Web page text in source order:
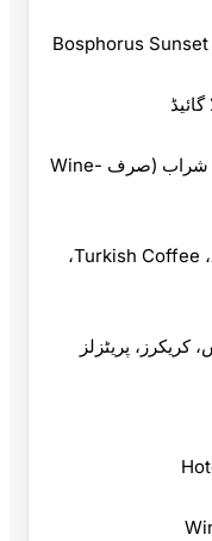
ہر مہمان کے لیے 2 گلاس شراب (صرف Wine-
مفت سافٹ ڈرنکس: چائے، Turkish Coffee،
پریٹزلز